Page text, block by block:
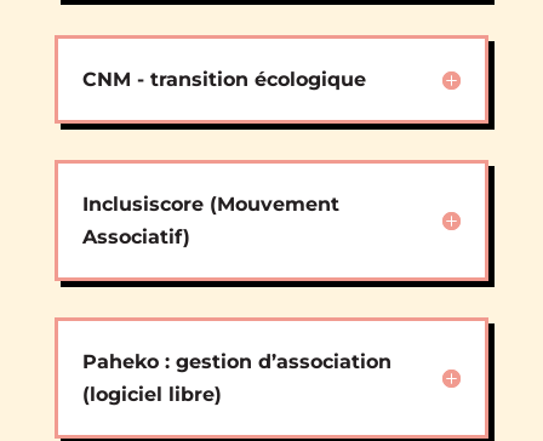
CNM - transition écologique
Inclusiscore (Mouvement
Associatif)
Paheko : gestion d’association
(logiciel libre)